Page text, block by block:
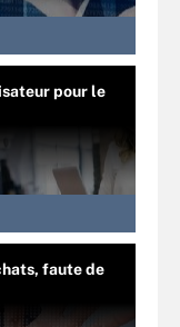
pour le
faute de